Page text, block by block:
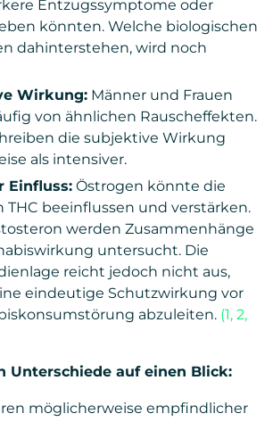
Entzugssymptome oder
könnten. Welche biologischen
dahinterstehen, wird noch
Wirkung: Männer und Frauen
von ähnlichen Rauscheffekten.
die subjektive Wirkung
als intensiver.
Einfluss: Östrogen könnte die
THC beeinflussen und verstärken.
werden Zusammenhänge
untersucht. Die
reicht jedoch nicht aus,
eindeutige Schutzwirkung vor
abzuleiten. (1, 2,
Unterschiede auf einen Blick:
möglicherweise empfindlicher